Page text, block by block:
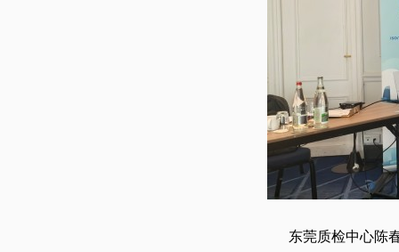
东莞质检中心陈春